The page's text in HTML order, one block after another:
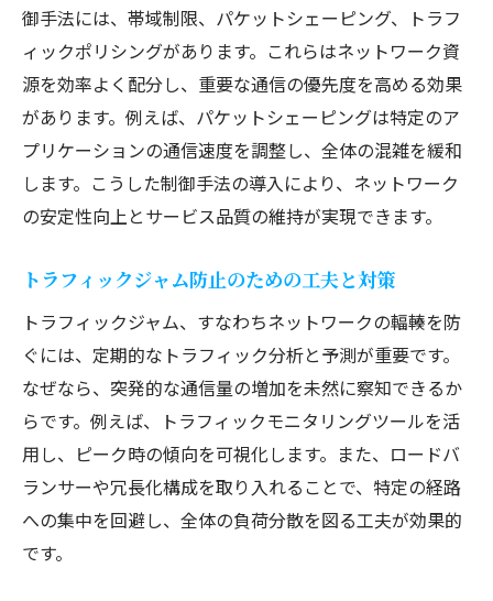
御手法には、帯域制限、パケットシェーピング、トラフ
ィックポリシングがあります。これらはネットワーク資
源を効率よく配分し、重要な通信の優先度を高める効果
があります。例えば、パケットシェーピングは特定のア
プリケーションの通信速度を調整し、全体の混雑を緩和
します。こうした制御手法の導入により、ネットワーク
の安定性向上とサービス品質の維持が実現できます。
トラフィックジャム防止のための工夫と対策
トラフィックジャム、すなわちネットワークの輻輳を防
ぐには、定期的なトラフィック分析と予測が重要です。
なぜなら、突発的な通信量の増加を未然に察知できるか
らです。例えば、トラフィックモニタリングツールを活
用し、ピーク時の傾向を可視化します。また、ロードバ
ランサーや冗長化構成を取り入れることで、特定の経路
への集中を回避し、全体の負荷分散を図る工夫が効果的
です。